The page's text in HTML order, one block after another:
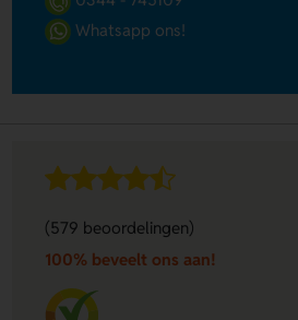
Whatsapp ons!
(579 beoordelingen)
100% beveelt ons aan!